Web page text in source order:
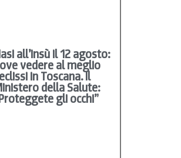
all’insù il 12 agosto:
vedere al meglio
in Toscana. Il
della Salute:
gli occhi”